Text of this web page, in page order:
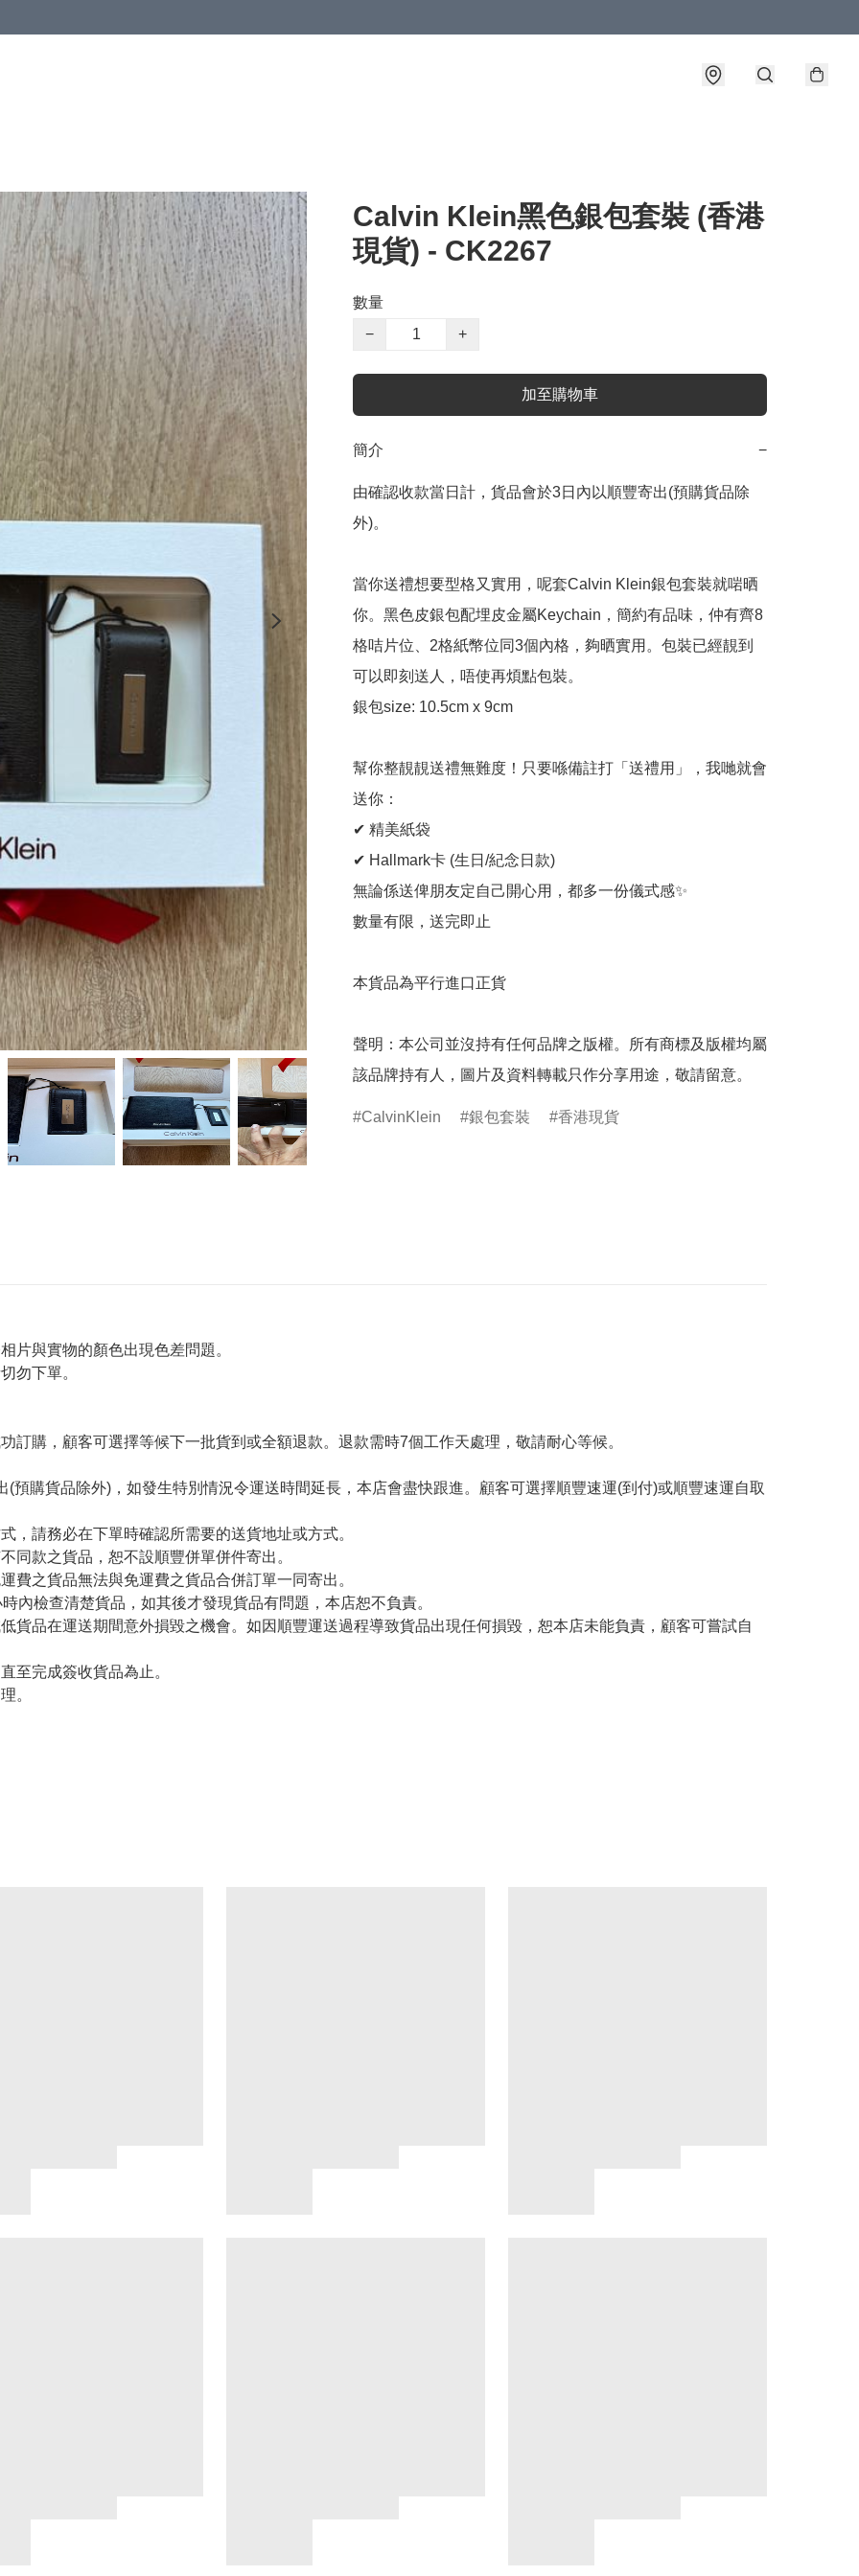
Calvin Klein黑色銀包套裝 (香港
現貨) - CK2267
數量
−
+
加至購物車
簡介 −
由確認收款當日計，貨品會於3日內以順豐寄出(預購貨品除
外)。
當你送禮想要型格又實用，呢套Calvin Klein銀包套裝就啱晒
你。黑色皮銀包配埋皮金屬Keychain，簡約有品味，仲有齊8
格咭片位、2格紙幣位同3個內格，夠晒實用。包裝已經靚到
可以即刻送人，唔使再煩點包裝。
銀包size: 10.5cm x 9cm
幫你整靚靚送禮無難度！只要喺備註打「送禮用」，我哋就會
送你：
✔ 精美紙袋
✔ Hallmark卡 (生日/紀念日款)
無論係送俾朋友定自己開心用，都多一份儀式感✨
數量有限，送完即止
本貨品為平行進口正貨
聲明：本公司並沒持有任何品牌之版權。所有商標及版權均屬
該品牌持有人，圖片及資料轉載只作分享用途，敬請留意。
CalvinKlein 銀包套裝 香港現貨
與實物的顏色出現色差問題。
勿下單。
購，顧客可選擇等候下一批貨到或全額退款。退款需時7個工作天處理，敬請耐心等候。
購貨品除外)，如發生特別情況令運送時間延長，本店會盡快跟進。顧客可選擇順豐速運(到付)或順豐速運自取
請務必在下單時確認所需要的送貨地址或方式。
款之貨品，恕不設順豐併單併件寄出。
之貨品無法與免運費之貨品合併訂單一同寄出。
檢查清楚貨品，如其後才發現貨品有問題，本店恕不負責。
品在運送期間意外損毀之機會。如因順豐運送過程導致貨品出現任何損毀，恕本店未能負責，顧客可嘗試自
完成簽收貨品為止。
。